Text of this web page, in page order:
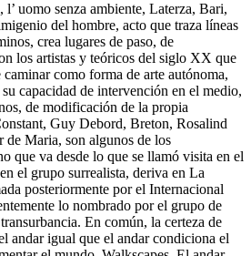
uomo senza ambiente, Laterza, Bari,
del hombre, acto que traza líneas
crea lugares de paso, de
los artistas y teóricos del siglo XX que
como forma de arte autónoma,
capacidad de intervención en el medio,
de modificación de la propia
Guy Debord, Breton, Rosalind
de Maria, son algunos de los
que va desde lo que se llamó visita en el
el grupo surrealista, deriva en La
posteriormente por el Internacional
lo nombrado por el grupo de
En común, la certeza de
andar igual que el andar condiciona el